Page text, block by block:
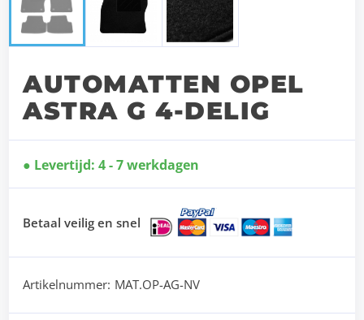
AUTOMATTEN OPEL
ASTRA G 4-DELIG
Levertijd: 4 - 7 werkdagen
Betaal veilig en snel
Artikelnummer: MAT.OP-AG-NV